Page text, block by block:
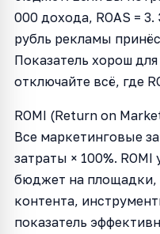
000 дохода, ROAS =
рубль рекламы
Показатель хорош
отключайте всё, где
ROMI (Return on
Все маркетинговые
затраты × 100%.
бюджет на площадки,
контента,
показатель